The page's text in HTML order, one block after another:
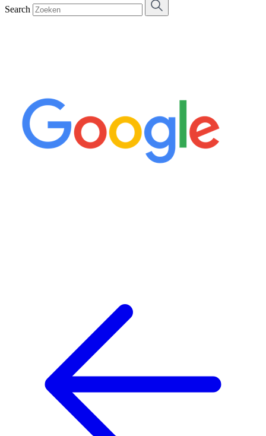
Search